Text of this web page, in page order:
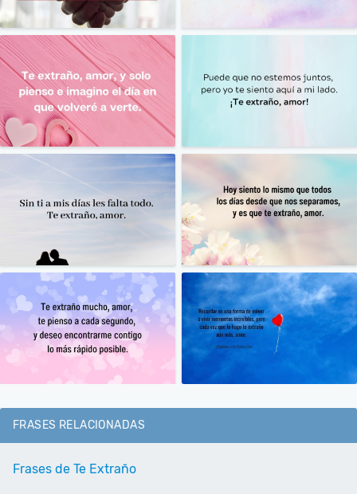
FRASES RELACIONADAS
Frases de Te Extraño